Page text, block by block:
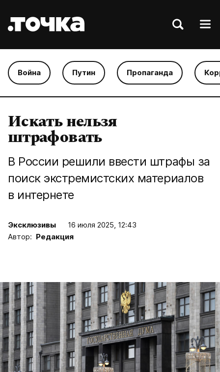
Война Путин Пропаганда
Искать нельзя
штрафовать
В России решили ввести штрафы за
поиск экстремистских материалов
в интернете
Эксклюзивы
16 июля 2025, 12:43
Автор: Редакция